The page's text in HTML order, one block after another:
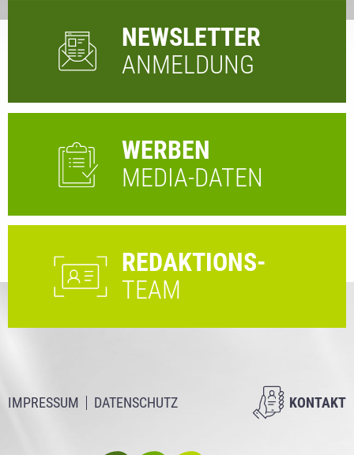
NEWSLETTER
ANMELDUNG
WERBEN
MEDIA-DATEN
REDAKTIONS-
TEAM
IMPRESSUM DATENSCHUTZ KONTAKT